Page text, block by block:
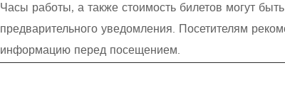
Часы работы, а также стоимость билетов могут
предварительного уведомления. Посетителям
информацию перед посещением.